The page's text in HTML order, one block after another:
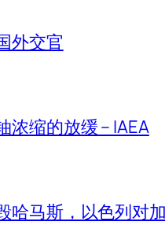
外交官
浓缩的放缓 – IAEA
哈马斯，以色列对